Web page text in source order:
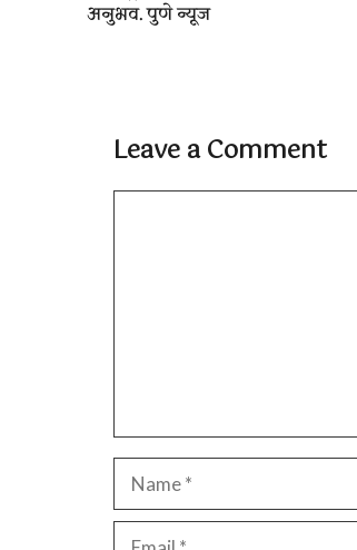
अनुभव. पुणे न्यूज
Leave a Comment
Comment
Name
Email